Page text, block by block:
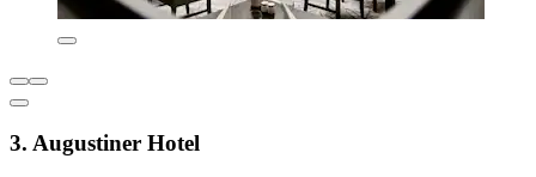
3. Augustiner Hotel